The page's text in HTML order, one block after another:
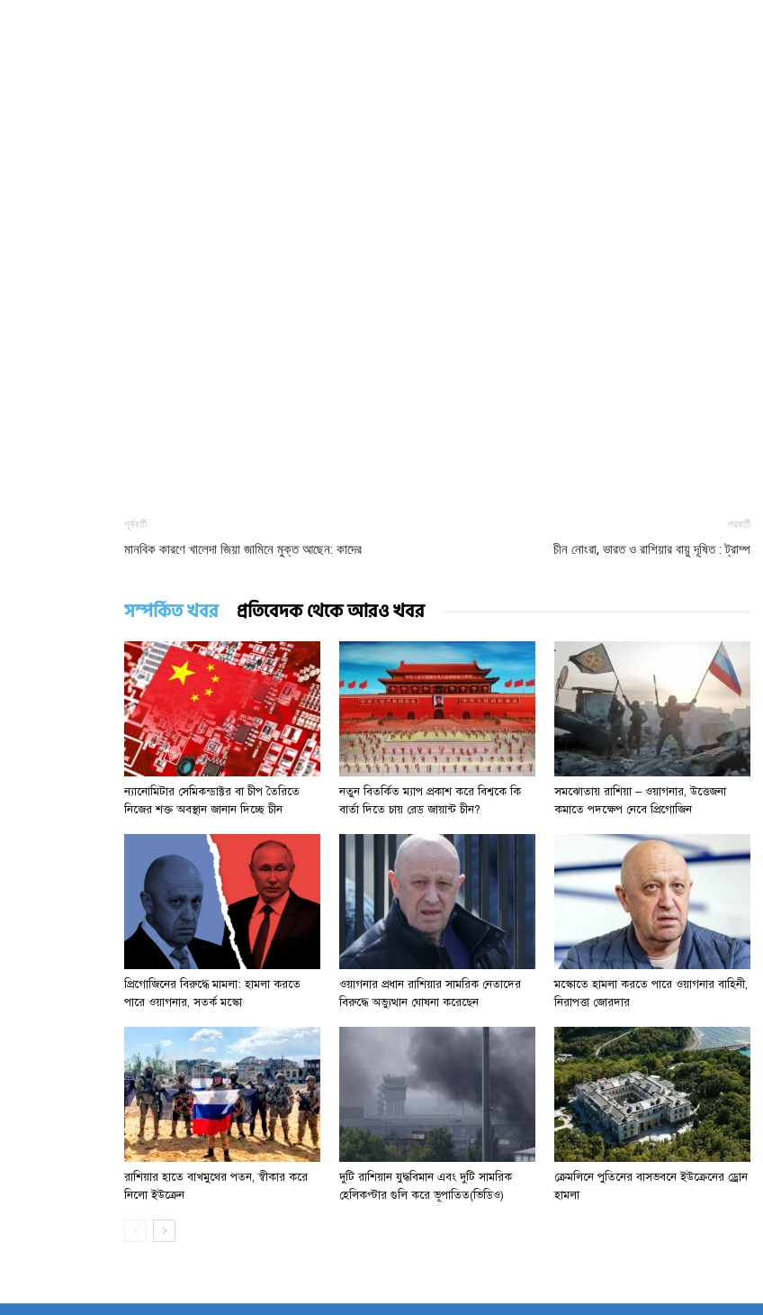
পূর্ববর্তী
মানবিক কারণে খালেদা জিয়া জামিনে মুক্ত আছেন: কাদের
পরবর্তী
চীন নোংরা, ভারত ও রাশিয়ার বায়ু দূষিত : ট্রাম্প
সম্পর্কিত খবর প্রতিবেদক থেকে আরও খবর
ন্যানোমিটার সেমিকন্ডাক্টর বা চীপ তৈরিতে
নিজের শক্ত অবস্থান জানান দিচ্ছে চীন
নতুন বিতর্কিত ম্যাপ প্রকাশ করে বিশ্বকে কি
বার্তা দিতে চায় রেড জায়ান্ট চীন?
সমঝোতায় রাশিয়া – ওয়াগনার, উত্তেজনা
কমাতে পদক্ষেপ নেবে প্রিগোজিন
প্রিগোজিনের বিরুদ্ধে মামলা: হামলা করতে
পারে ওয়াগনার, সতর্ক মস্কো
ওয়াগনার প্রধান রাশিয়ার সামরিক নেতাদের
বিরুদ্ধে অভ্যুত্থান ঘোষনা করেছেন
মস্কোতে হামলা করতে পারে ওয়াগনার বাহিনী,
নিরাপত্তা জোরদার
রাশিয়ার হাতে বাখমুথের পতন, স্বীকার করে
নিলো ইউক্রেন
দুটি রাশিয়ান যুদ্ধবিমান এবং দুটি সামরিক
হেলিকপ্টার গুলি করে ভূপাতিত(ভিডিও)
ক্রেমলিনে পুতিনের বাসভবনে ইউক্রেনের ড্রোন
হামলা